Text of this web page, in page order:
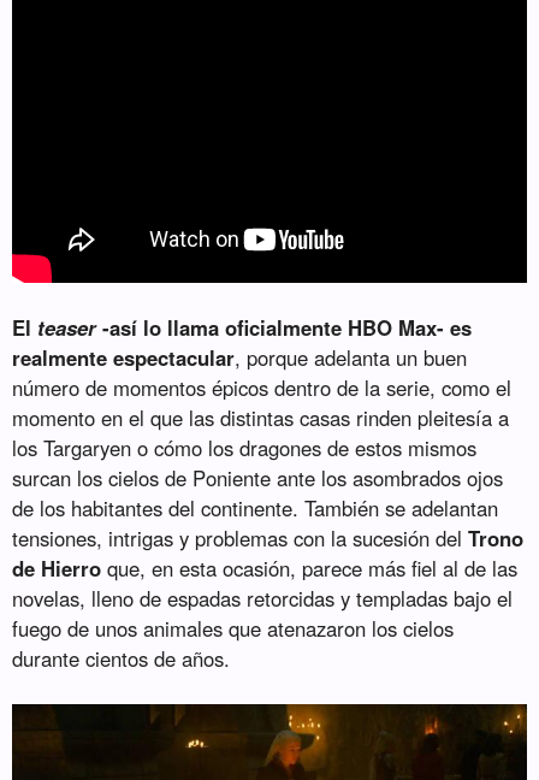
El teaser-así lo llama oficialmente HBO Max- es
realmente espectacular, porque adelanta un buen
número de momentos épicos dentro de la serie, como el
momento en el que las distintas casas rinden pleitesía a
los Targaryen o cómo los dragones de estos mismos
surcan los cielos de Poniente ante los asombrados ojos
de los habitantes del continente. También se adelantan
tensiones, intrigas y problemas con la sucesión delTrono
de Hierro que, en esta ocasión, parece más fiel al de las
novelas, lleno de espadas retorcidas y templadas bajo el
fuego de unos animales que atenazaron los cielos
durante cientos de años.